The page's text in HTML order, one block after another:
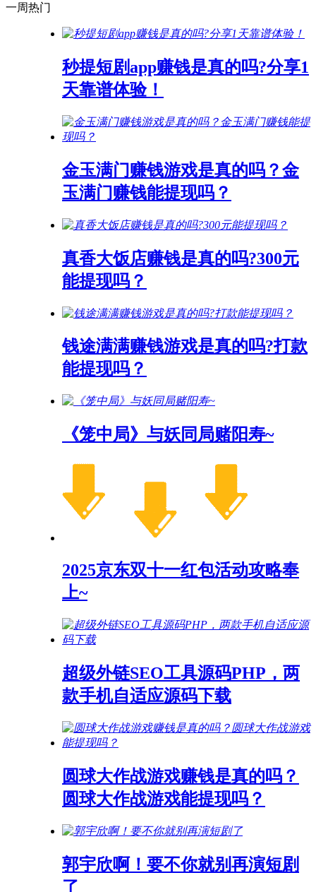
一周热门
秒提短剧app赚钱是真的吗?分享1
天靠谱体验！
金玉满门赚钱游戏是真的吗？金
玉满门赚钱能提现吗？
真香大饭店赚钱是真的吗?300元
能提现吗？
钱途满满赚钱游戏是真的吗?打款
能提现吗？
《笼中局》与妖同局赌阳寿~
2025京东双十一红包活动攻略奉
上~
超级外链SEO工具源码PHP，两
款手机自适应源码下载
圆球大作战游戏赚钱是真的吗？
圆球大作战游戏能提现吗？
郭宇欣啊！要不你就别再演短剧
了